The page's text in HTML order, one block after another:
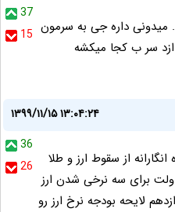
37
15 میدونی داره جی به سرمون
لا ۱۷۵۰۰ دولتی ازد سر ب کجا میکشه
۱۳۹۹/۱۱/۱۵ ۱۳:۰۴:۲۴
36
26
از سقوط ارز و طلا
برای سه نرخی شدن ارز
لایحه بودجه نرخ ارز رو